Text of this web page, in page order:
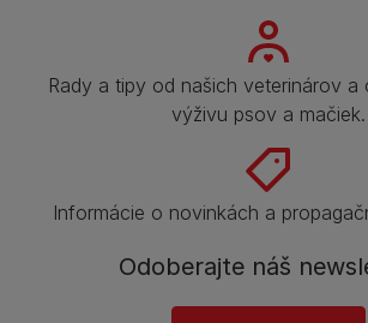
Rady a tipy od našich veterinárov a
výživu psov a mačiek.
Informácie o novinkách a
Odoberajte náš